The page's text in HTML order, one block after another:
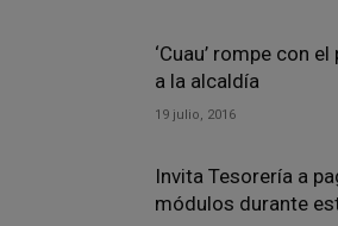
‘Cuau’ rompe con
a la alcaldía
19 julio, 2016
Invita Tesorería a
módulos durante